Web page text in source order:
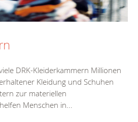
DRK-Kleiderkammern Millionen
Kleidung und Schuhen
zur materiellen
Menschen in...